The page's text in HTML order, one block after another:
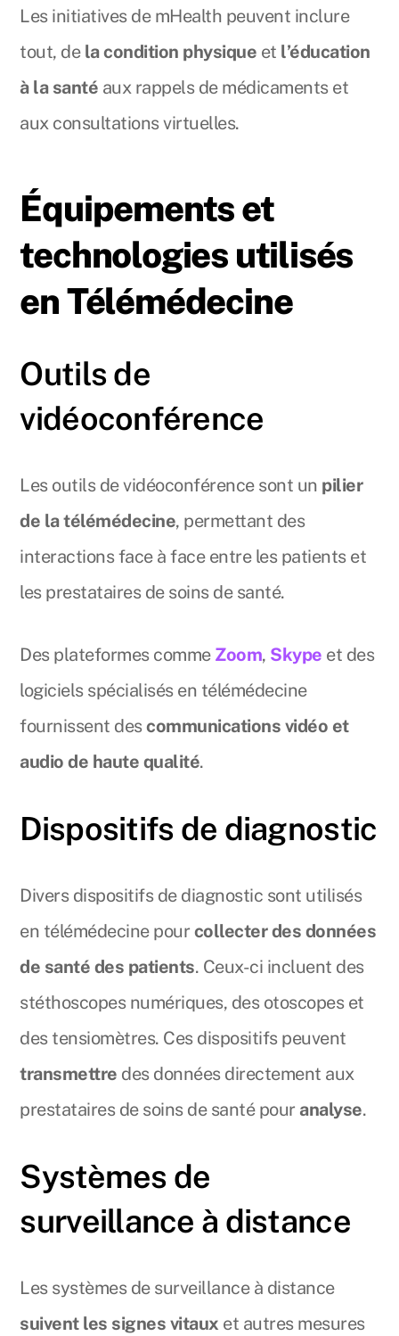
Les initiatives de mHealth peuvent inclure
tout, de la condition physique et l’éducation
à la santé aux rappels de médicaments et
aux consultations virtuelles.
Équipements et
technologies utilisés
en Télémédecine
Outils de
vidéoconférence
Les outils de vidéoconférence sont un pilier
de la télémédecine, permettant des
interactions face à face entre les patients et
les prestataires de soins de santé.
Des plateformes comme Zoom, Skype et des
logiciels spécialisés en télémédecine
fournissent descommunications vidéo et
audio de haute qualité.
Dispositifs de diagnostic
Divers dispositifs de diagnostic sont utilisés
en télémédecine pour collecter des données
de santé des patients. Ceux-ci incluent des
stéthoscopes numériques, des otoscopes et
des tensiomètres. Ces dispositifs peuvent
transmettre des données directement aux
prestataires de soins de santé pour analyse.
Systèmes de
surveillance à distance
Les systèmes de surveillance à distance
suivent les signes vitaux et autres mesures